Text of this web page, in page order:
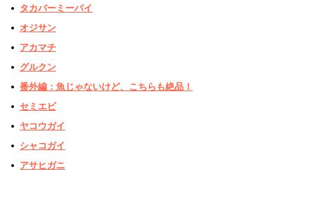
タカバーミーバイ
オジサン
アカマチ
グルクン
番外編：魚じゃないけど、こちらも絶品！
セミエビ
ヤコウガイ
シャコガイ
アサヒガニ